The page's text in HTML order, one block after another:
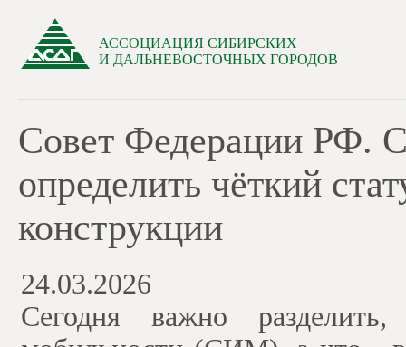
АССОЦИАЦИЯ СИБИРСКИХ
И ДАЛЬНЕВОСТОЧНЫХ ГОРОДОВ
Совет Федерации РФ.
определить чёткий
конструкции
24.03.2026
Сегодня важно